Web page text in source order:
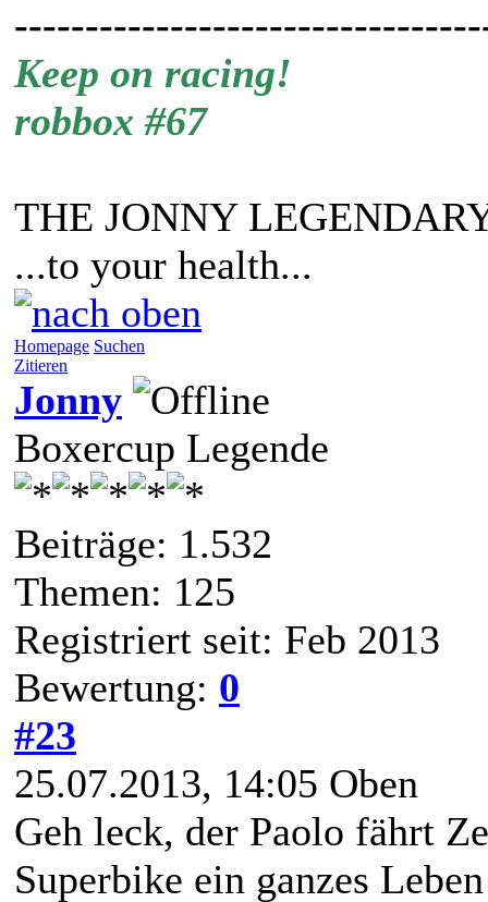
Keep on racing!
robbox #67
THE JONNY
...to your health...
Homepage Suchen
Zitieren
Jonny
Boxercup Legende
Beiträge: 1.532
Themen: 125
Registriert seit: Feb 2013
Bewertung: 0
#23
25.07.2013, 14:05 Oben
Geh leck, der Paolo fährt
Superbike ein ganzes